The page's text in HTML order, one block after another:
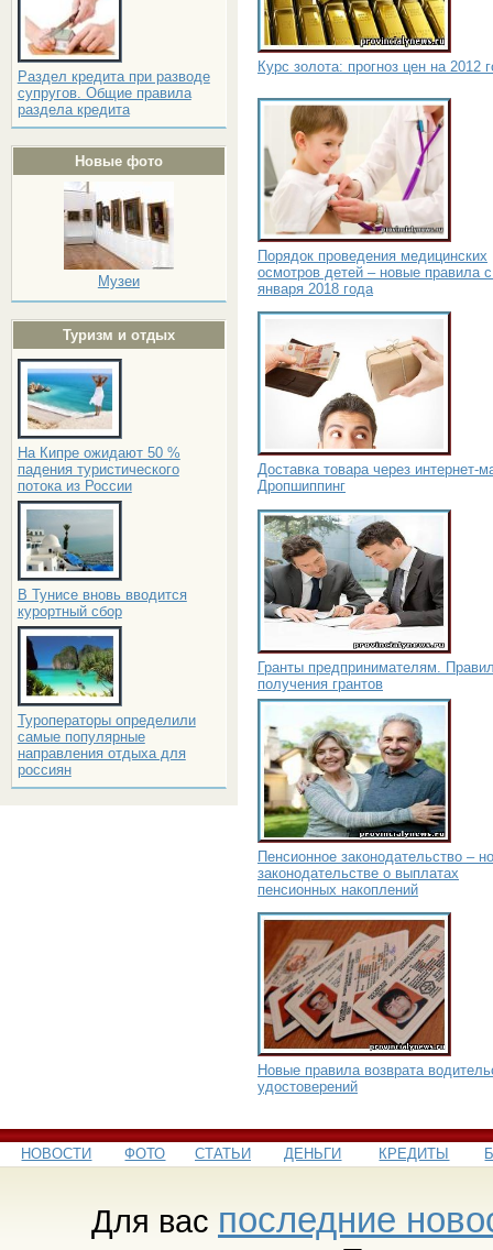
Раздел кредита при разводе
супругов. Общие правила
раздела кредита
Новые фото
Музеи
Туризм и отдых
На Кипре ожидают 50 %
падения туристического
потока из России
В Тунисе вновь вводится
курортный сбор
Туроператоры определили
самые популярные
направления отдыха для
россиян
Курс золота: прогноз цен на 2012
Порядок проведения медицинских
осмотров детей – новые правила
января 2018 года
Доставка товара через интернет-
Дропшиппинг
Гранты предпринимателям.
получения грантов
Пенсионное законодательство –
законодательстве о выплатах
пенсионных накоплений
Новые правила возврата
удостоверений
НОВОСТИ ФОТО СТАТЬИ ДЕНЬГИ КРЕДИТЫ
Для вас последние